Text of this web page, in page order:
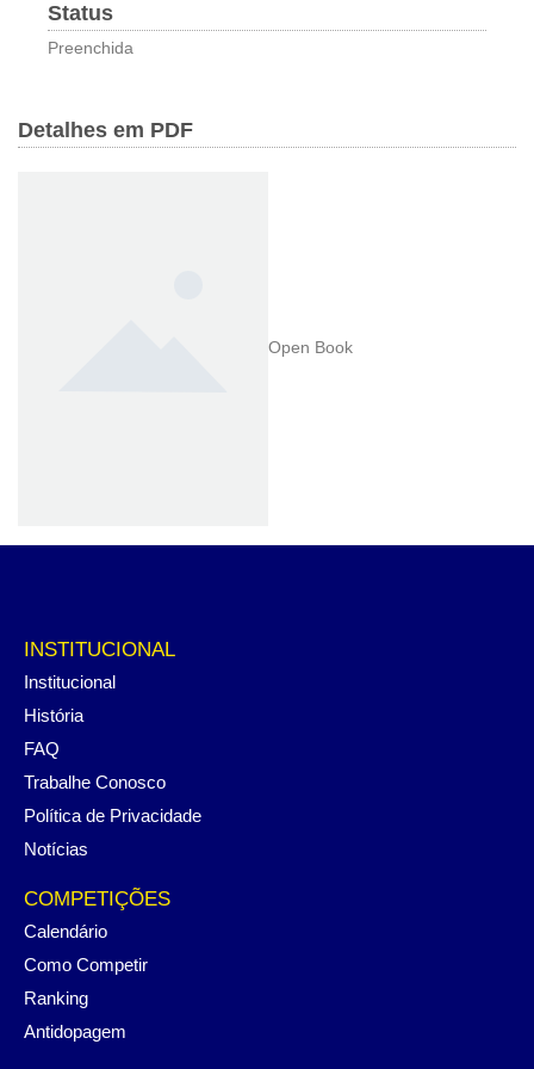
Status
Preenchida
Detalhes em PDF
Open Book
INSTITUCIONAL
Institucional
História
FAQ
Trabalhe Conosco
Política de Privacidade
Notícias
COMPETIÇÕES
Calendário
Como Competir
Ranking
Antidopagem